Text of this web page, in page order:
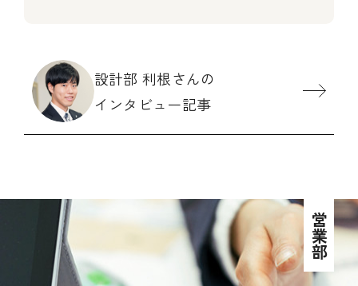
設計部 利根さんの
インタビュー記事
営業部